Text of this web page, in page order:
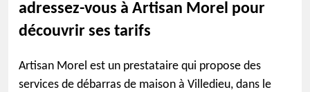
adressez-vous à Artisan Morel pour
découvrir ses tarifs
Artisan Morel est un prestataire qui propose des
services de débarras de maison à Villedieu, dans le